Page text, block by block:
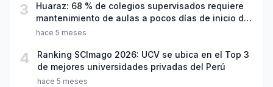
3
Huaraz: 68 % de colegios supervisados requiere
mantenimiento de aulas a pocos días de inicio del
año escolar 2026
hace 5 meses
4
Ranking SCImago 2026: UCV se ubica en el Top 3
de mejores universidades privadas del Perú
hace 5 meses